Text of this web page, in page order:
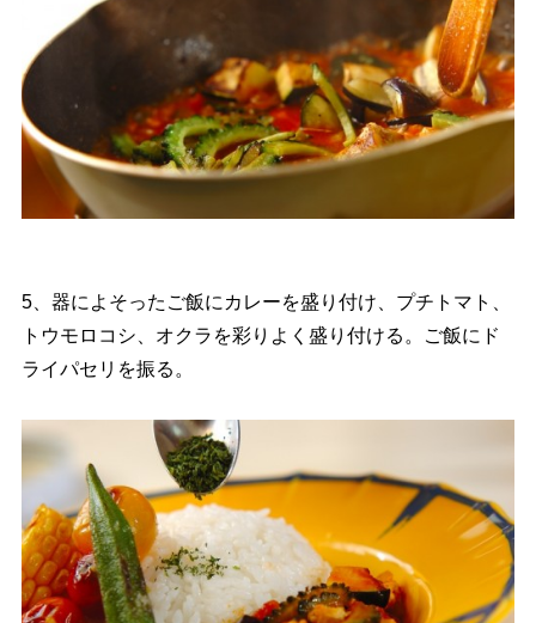
5、器によそったご飯にカレーを盛り付け、プチトマト、
トウモロコシ、オクラを彩りよく盛り付ける。ご飯にド
ライパセリを振る。